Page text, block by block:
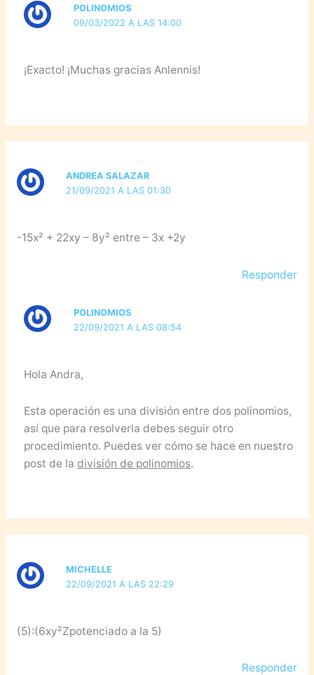
POLINOMIOS
09/03/2022 A LAS 14:00
¡Exacto! ¡Muchas gracias Anlennis!
ANDREA SALAZAR
21/09/2021 A LAS 01:30
-15x² + 22xy – 8y² entre – 3x +2y
Responder
POLINOMIOS
22/09/2021 A LAS 08:54
Hola Andra,
Esta operación es una división entre dos polinomios,
así que para resolverla debes seguir otro
procedimiento. Puedes ver cómo se hace en nuestro
post de la división de polinomios.
MICHELLE
22/09/2021 A LAS 22:29
(5):(6xy²Zpotenciado a la 5)
Responder